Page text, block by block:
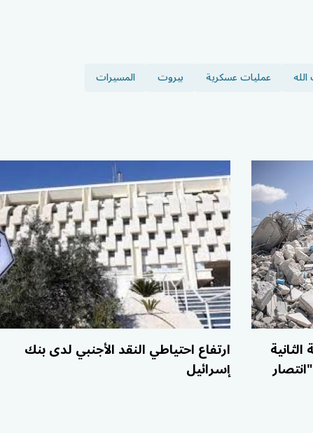
عمليات عسكرية بيروت المسيرات
ارتفاع احتياطي النقد الأجنبي لدى بنك
إسرائيل